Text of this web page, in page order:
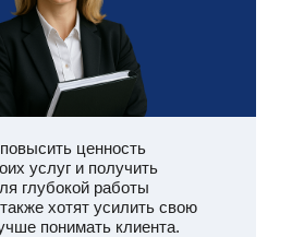
ценность
услуг и получить
глубокой работы
хотят усилить свою
понимать клиента.